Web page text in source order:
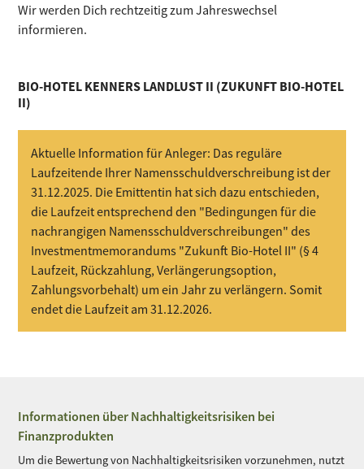
Wir werden Dich rechtzeitig zum Jahreswechsel
informieren.
BIO-HOTEL KENNERS LANDLUST II (ZUKUNFT BIO-HOTEL
II)
Aktuelle Information für Anleger: Das reguläre
Laufzeitende Ihrer Namensschuldverschreibung ist der
31.12.2025. Die Emittentin hat sich dazu entschieden,
die Laufzeit entsprechend den "Bedingungen für die
nachrangigen Namensschuldverschreibungen" des
Investmentmemorandums "Zukunft Bio-Hotel II" (§ 4
Laufzeit, Rückzahlung, Verlängerungsoption,
Zahlungsvorbehalt) um ein Jahr zu verlängern. Somit
endet die Laufzeit am 31.12.2026.
Informationen über Nachhaltigkeitsrisiken bei
Finanzprodukten
Um die Bewertung von Nachhaltigkeitsrisiken vorzunehmen, nutzt